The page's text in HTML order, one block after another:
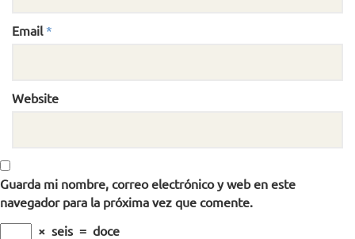
Email *
Website
Guarda mi nombre, correo electrónico y web en este
navegador para la próxima vez que comente.
× seis = doce